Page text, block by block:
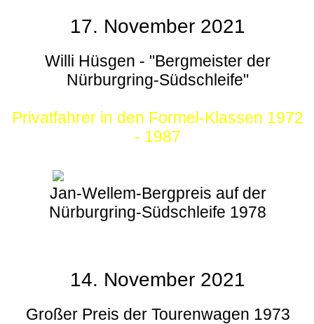
17. November 2021
Willi Hüsgen - "Bergmeister der
Nürburgring-Südschleife"
Privatfahrer in den Formel-Klassen 1972
- 1987
Jan-Wellem-Bergpreis auf der
Nürburgring-Südschleife 1978
14. November 2021
Großer Preis der Tourenwagen 1973